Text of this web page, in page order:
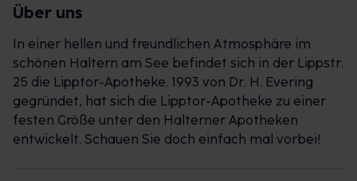
Über uns
In einer hellen und freundlichen Atmosphäre im
schönen Haltern am See befindet sich in der Lippstr.
25 die Lipptor-Apotheke. 1993 von Dr. H. Evering
gegründet, hat sich die Lipptor-Apotheke zu einer
festen Größe unter den Halterner Apotheken
entwickelt. Schauen Sie doch einfach mal vorbei!